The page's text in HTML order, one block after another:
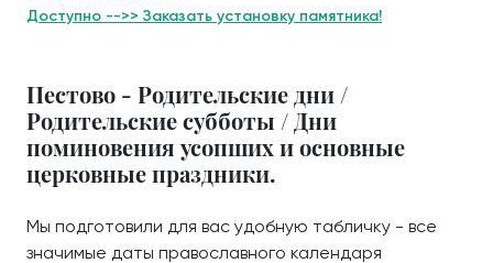
Доступно -->> Заказать установку памятника!
Пестово - Родительские дни /
Родительские субботы / Дни
поминовения усопших и основные
церковные праздники.
Мы подготовили для вас удобную табличку - все
значимые даты православного календаря